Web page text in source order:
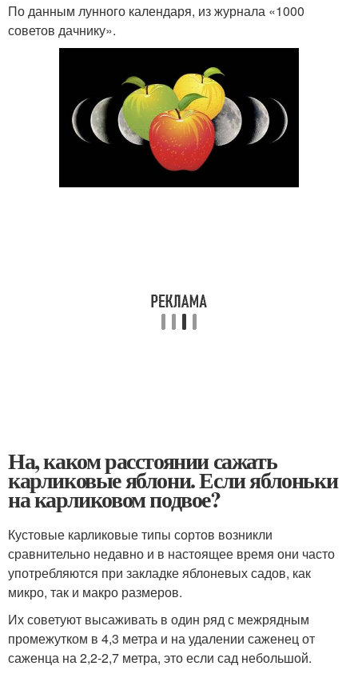
По данным лунного календаря, из журнала «1000
советов дачнику».
На, каком расстоянии сажать
карликовые яблони. Если яблоньки
на карликовом подвое?
Кустовые карликовые типы сортов возникли
сравнительно недавно и в настоящее время они часто
употребляются при закладке яблоневых садов, как
микро, так и макро размеров.
Их советуют высаживать в один ряд с межрядным
промежутком в 4,3 метра и на удалении саженец от
саженца на 2,2-2,7 метра, это если сад небольшой.